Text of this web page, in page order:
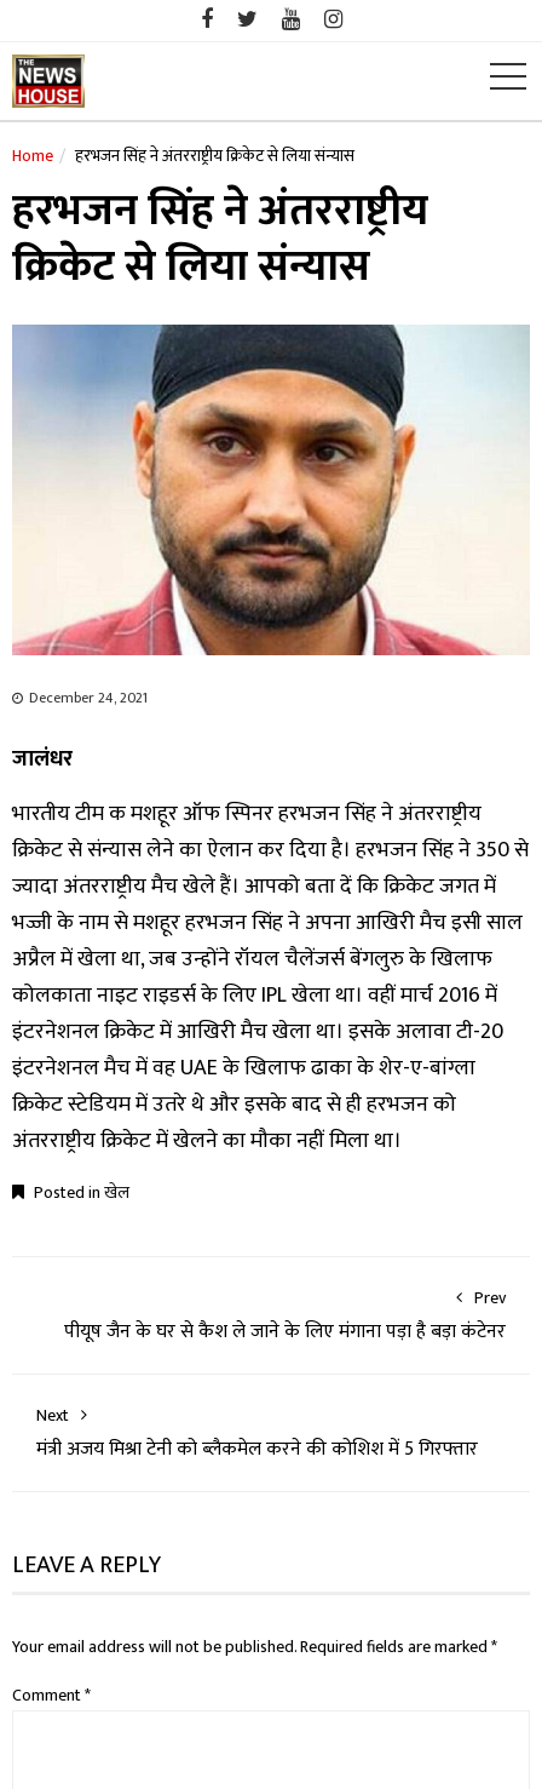
content
Home हरभजन सिंह ने अंतरराष्ट्रीय क्रिकेट से लिया संन्यास
हरभजन सिंह ने अंतरराष्ट्रीय
क्रिकेट से लिया संन्यास
December 24, 2021
जालंधर
भारतीय टीम क मशहूर ऑफ स्पिनर हरभजन सिंह ने अंतरराष्ट्रीय
क्रिकेट से संन्यास लेने का ऐलान कर दिया है। हरभजन सिंह ने 350 से
ज्यादा अंतरराष्ट्रीय मैच खेले हैं। आपको बता दें कि क्रिकेट जगत में
भज्जी के नाम से मशहूर हरभजन सिंह ने अपना आखिरी मैच इसी साल
अप्रैल में खेला था, जब उन्होंने रॉयल चैलेंजर्स बेंगलुरु के खिलाफ
कोलकाता नाइट राइडर्स के लिए IPL खेला था। वहीं मार्च 2016 में
इंटरनेशनल क्रिकेट में आखिरी मैच खेला था। इसके अलावा टी-20
इंटरनेशनल मैच में वह UAE के खिलाफ ढाका के शेर-ए-बांग्ला
क्रिकेट स्टेडियम में उतरे थे और इसके बाद से ही हरभजन को
अंतरराष्ट्रीय क्रिकेट में खेलने का मौका नहीं मिला था।
Posted inखेल
Prev
पीयूष जैन के घर से कैश ले जाने के लिए मंगाना पड़ा है बड़ा कंटेनर
Next
मंत्री अजय मिश्रा टेनी को ब्लैकमेल करने की कोशिश में 5 गिरफ्तार
LEAVE A REPLY
Your email address will not be published.Required fields are marked*
Comment*